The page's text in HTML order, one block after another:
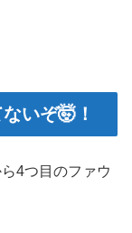
いぞ🤯！
4つ目のファウ